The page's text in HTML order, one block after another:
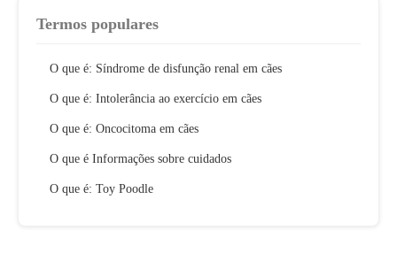
Termos populares
O que é: Síndrome de disfunção renal em cães
O que é: Intolerância ao exercício em cães
O que é: Oncocitoma em cães
O que é Informações sobre cuidados
O que é: Toy Poodle